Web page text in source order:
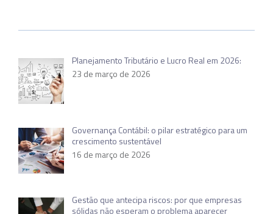
Planejamento Tributário e Lucro Real em 2026:
23 de março de 2026
Governança Contábil: o pilar estratégico para um
crescimento sustentável
16 de março de 2026
Gestão que antecipa riscos: por que empresas
sólidas não esperam o problema aparecer